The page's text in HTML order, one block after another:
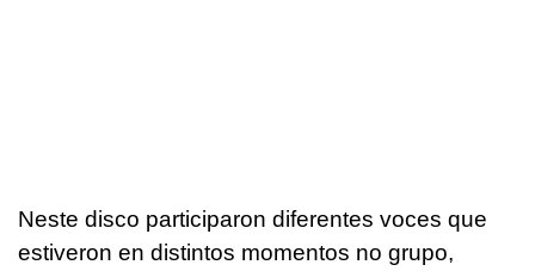
Neste disco participaron diferentes voces que
estiveron en distintos momentos no grupo,